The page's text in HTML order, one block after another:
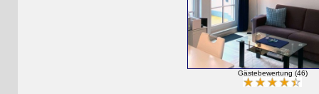
Gästebewertung (46)